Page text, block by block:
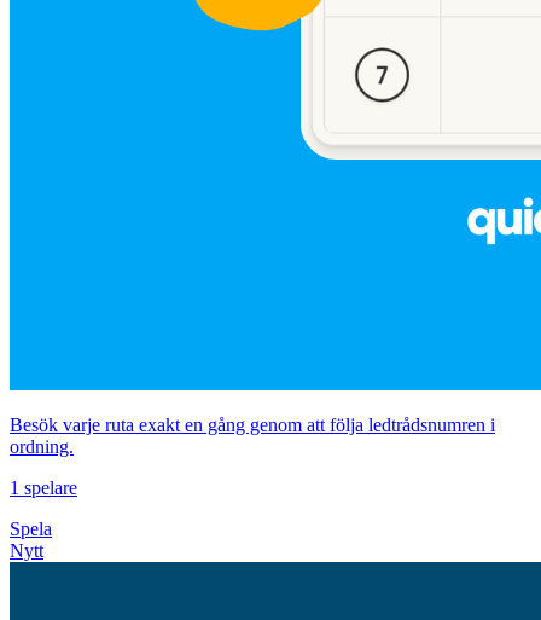
Besök varje ruta exakt en gång genom att följa ledtrådsnumren i
ordning.
1 spelare
Spela
Nytt